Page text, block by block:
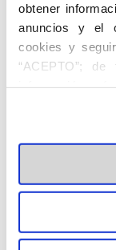
obtener
anuncios y el
cookies y
“ACEPTO”;
información
en el botón
visitar nuestra
Pérez Dorao, por
inicial de la
actual del
del pensamiento,
socia del centro
implicaciones de
derecho a la vida
Ciudadanos en